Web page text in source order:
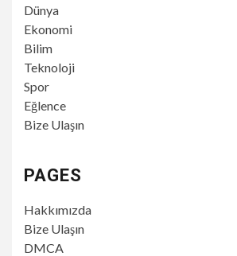
Dünya
Ekonomi
Bilim
Teknoloji
Spor
Eğlence
Bize Ulaşın
PAGES
Hakkımızda
Bize Ulaşın
DMCA